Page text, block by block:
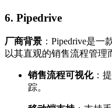
6. Pipedrive
厂商背景 ：Pipedrive是
以其直观的销售流程管理
销售流程可视化：
踪。